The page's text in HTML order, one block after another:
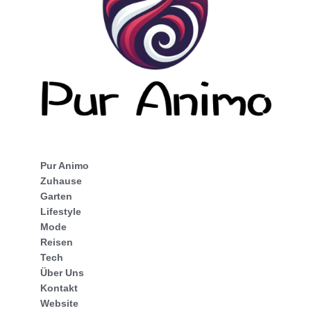
Pur Animo
Zuhause
Garten
Lifestyle
Mode
Reisen
Tech
Über Uns
Kontakt
Website